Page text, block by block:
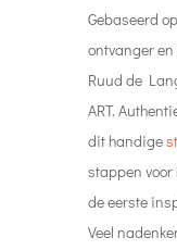
Gebaseerd
ontvanger
Ruud de
ART.
dit handige
stappen voor
de eerste
Veel